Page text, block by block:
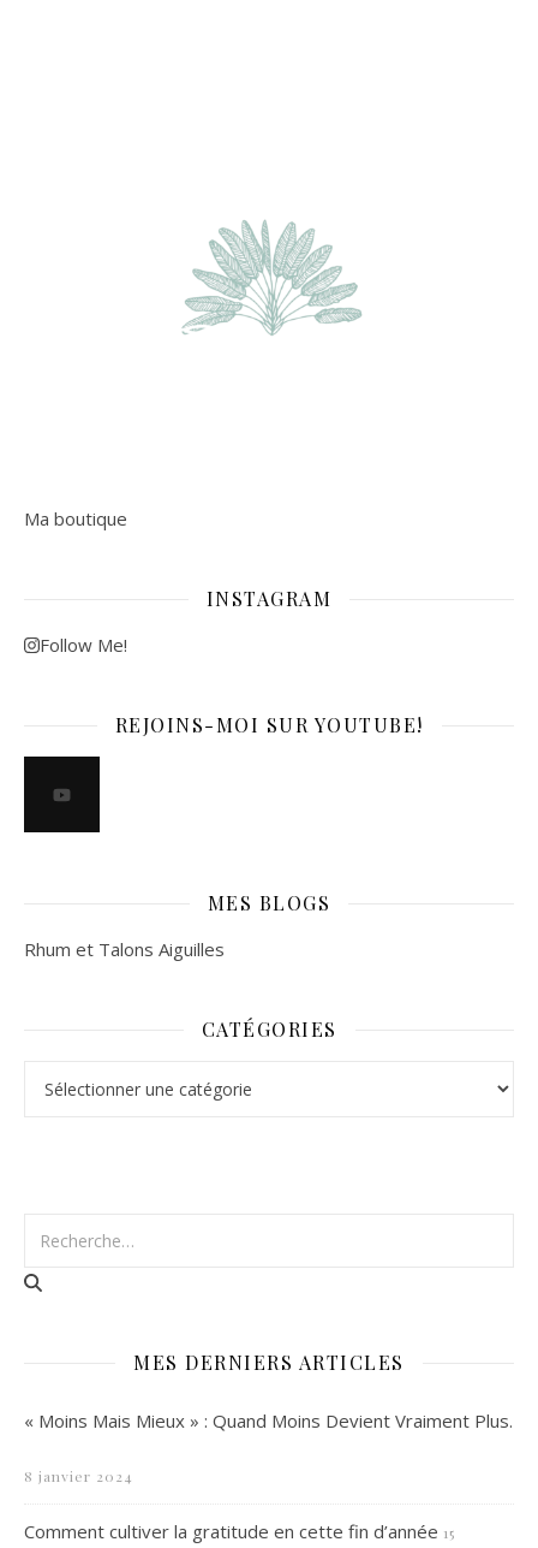
Ma boutique
INSTAGRAM
Follow Me!
REJOINS-MOI SUR YOUTUBE!
MES BLOGS
Rhum et Talons Aiguilles
CATÉGORIES
MES DERNIERS ARTICLES
« Moins Mais Mieux » : Quand Moins Devient Vraiment Plus.
8 janvier 2024
Comment cultiver la gratitude en cette fin d’année 15